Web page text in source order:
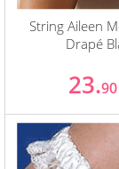
String Aileen
Drapé
23.90